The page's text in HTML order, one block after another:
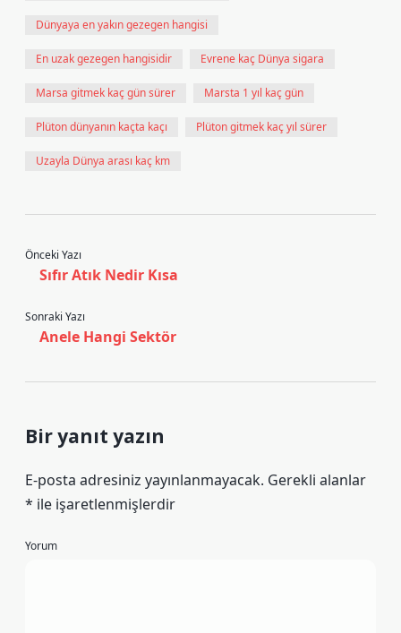
Dünyaya en yakın gezegen hangisi
En uzak gezegen hangisidir Evrene kaç Dünya sigara
Marsa gitmek kaç gün sürer Marsta 1 yıl kaç gün
Plüton dünyanın kaçta kaçı Plüton gitmek kaç yıl sürer
Uzayla Dünya arası kaç km
Önceki Yazı
Sıfır Atık Nedir Kısa
Sonraki Yazı
Anele Hangi Sektör
Bir yanıt yazın
E-posta adresiniz yayınlanmayacak. Gerekli alanlar
* ile işaretlenmişlerdir
Yorum